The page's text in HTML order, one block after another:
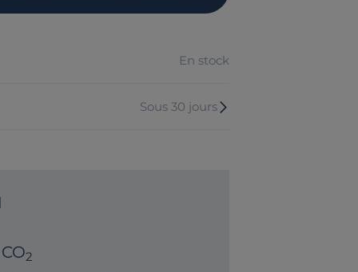
En stock
Sous 30 jours
2